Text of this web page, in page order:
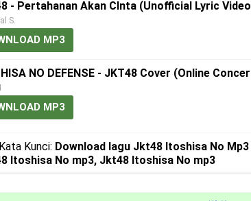
- Pertahanan Akan CInta (Unofficial Lyric
S.
MP3
NO DEFENSE - JKT48 Cover (Online
MP3
Kunci: Download lagu Jkt48 Itoshisa No
Itoshisa No mp3, Jkt48 Itoshisa No mp3